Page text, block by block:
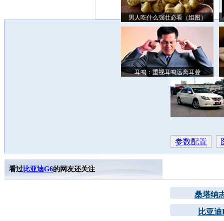
男人吃什么强壮必看（组图）
耳鸣：重视耳鸣远离耳聋
参数配置
看过 比亚迪G6的网友还关注
桑塔纳
比亚迪